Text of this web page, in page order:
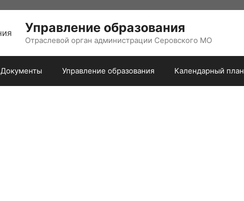
Управление образования
Отраслевой орган администрации Серовского МО
Документы Управление образования Календарный план